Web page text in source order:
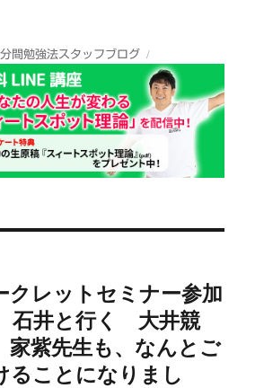
分間勉強法スタッフブログ
クレットセミナー参加
石井と行く 大井競
紫先生も、なんとご
ることになりまし